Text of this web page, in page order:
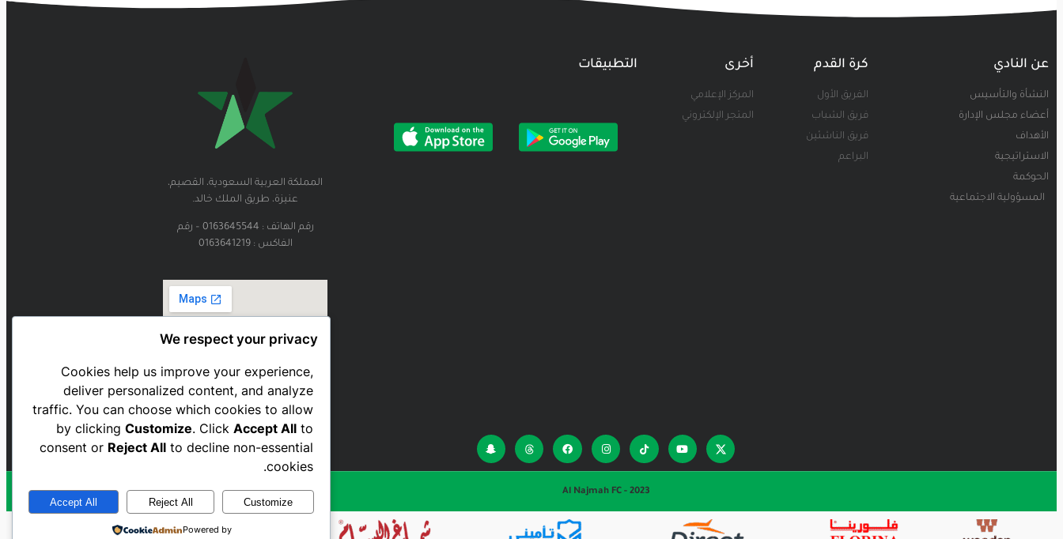
عن النادي
النشأة والتأسيس
أعضاء مجلس الإدارة
الأهداف
الاستراتيجية
الحوكمة
المسؤولية الاجتماعية
كرة القدم
الفريق الأول
فريق الشباب
فريق الناشئين
البراعم
أخرى
المركز الإعلامي
المتجر الإلكتروني
التطبيقات
المملكة العربية السعودية، القصيم،
عنيزة، طريق الملك خالد.
رقم الهاتف : 0163645544 – رقم
الفاكس : 0163641219
Al Najmah FC - 2023
We respect your privacy
Cookies help us improve your experience,
deliver personalized content, and analyze
traffic. You can choose which cookies to allow
by clickingCustomize. ClickAccept All to
consent or Reject All to decline non-essential
cookies.
Customize
Reject All
Accept All
Powered by